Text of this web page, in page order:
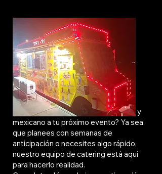
¿Listo para darle un toque auténtico y
mexicano a tu próximo evento? Ya sea
que planees con semanas de
anticipación o necesites algo rápido,
nuestro equipo de catering está aquí
para hacerlo realidad.